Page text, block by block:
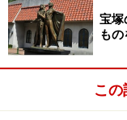
年、今から21年前
イトルは「ヨンカ
ニッツ役を演じた
来る事を心待ち
宝
もの
こ